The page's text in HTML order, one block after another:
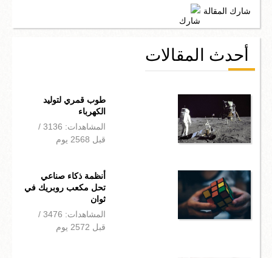
شارك المقالة
أحدث المقالات
طوب قمري لتوليد
الكهرباء
المشاهدات: 3136 /
قبل 2568 يوم
أنظمة ذكاء صناعي
تحل مكعب روبريك في
ثوان
المشاهدات: 3476 /
قبل 2572 يوم